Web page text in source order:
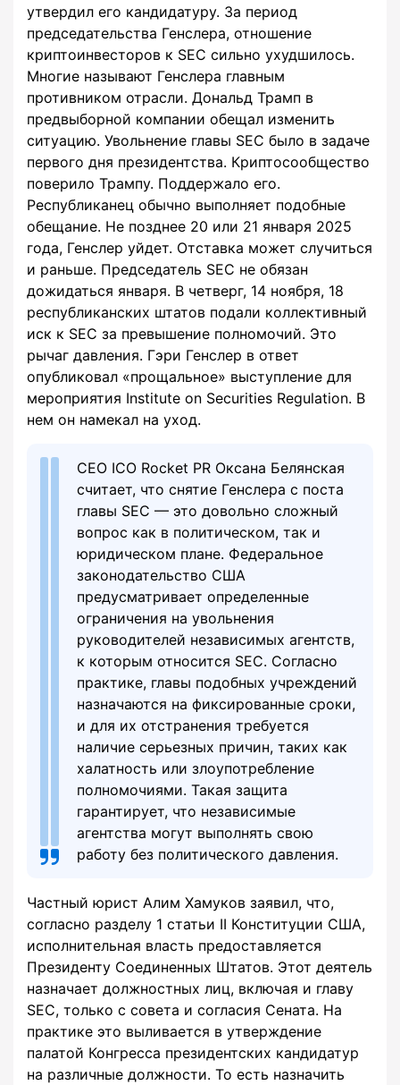
утвердил его кандидатуру. За период
председательства Генслера, отношение
криптоинвесторов к SEC сильно ухудшилось.
Многие называют Генслера главным
противником отрасли. Дональд Трамп в
предвыборной компании обещал изменить
ситуацию. Увольнение главы SEC было в задаче
первого дня президентства. Криптосообщество
поверило Трампу. Поддержало его.
Республиканец обычно выполняет подобные
обещание. Не позднее 20 или 21 января 2025
года, Генслер уйдет. Отставка может случиться
и раньше. Председатель SEC не обязан
дожидаться января. В четверг, 14 ноября, 18
республиканских штатов подали коллективный
иск к SEC за превышение полномочий. Это
рычаг давления. Гэри Генслер в ответ
опубликовал «прощальное» выступление для
мероприятия Institute on Securities Regulation. В
нем он намекал на уход.
CEO ICO Rocket PR Оксана Белянская
считает, что снятие Генслера с поста
главы SEC — это довольно сложный
вопрос как в политическом, так и
юридическом плане. Федеральное
законодательство США
предусматривает определенные
ограничения на увольнения
руководителей независимых агентств,
к которым относится SEC. Согласно
практике, главы подобных учреждений
назначаются на фиксированные сроки,
и для их отстранения требуется
наличие серьезных причин, таких как
халатность или злоупотребление
полномочиями. Такая защита
гарантирует, что независимые
агентства могут выполнять свою
работу без политического давления.
Частный юрист Алим Хамуков заявил, что,
согласно разделу 1 статьи II Конституции США,
исполнительная власть предоставляется
Президенту Соединенных Штатов. Этот деятель
назначает должностных лиц, включая и главу
SEC, только с совета и согласия Сената. На
практике это выливается в утверждение
палатой Конгресса президентских кандидатур
на различные должности. То есть назначить